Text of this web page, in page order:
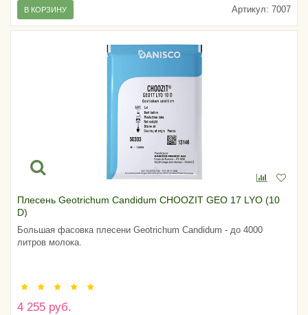
Артикул: 7007
В КОРЗИНУ
Плесень Geotrichum Candidum CHOOZIT GEO 17 LYO (10
D)
Большая фасовка плесени Geotrichum Candidum - до 4000
литров молока.
4 255 руб.